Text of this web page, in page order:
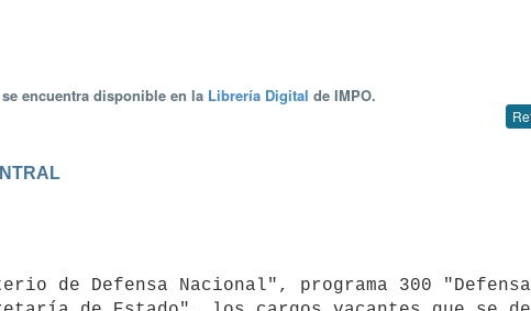
encuentra disponible en la Librería Digital de IMPO.